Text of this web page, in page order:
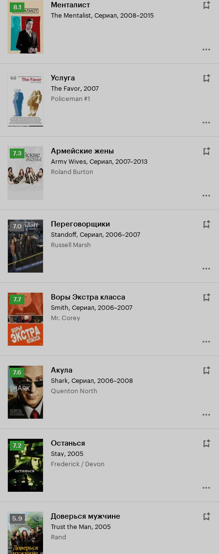
Рейтинг
Кинопоиска
8.1
8.1 Менталист
The Mentalist, Сериал, 2008–2015
Услуга
The Favor, 2007
Policeman #1
Рейтинг
Кинопоиска
7.3
7.3 Армейские жены
Army Wives, Сериал, 2007–2013
Roland Burton
Рейтинг
Кинопоиска
7.0
7.0 Переговорщики
Standoff, Сериал, 2006–2007
Russell Marsh
Рейтинг
Кинопоиска
7.7
7.7 Воры Экстра класса
Smith, Сериал, 2006–2007
Mr. Corey
Рейтинг
Кинопоиска
7.6
7.6 Акула
Shark, Сериал, 2006–2008
Quenton North
Рейтинг
Кинопоиска
7.2
7.2 Останься
Stay, 2005
Frederick / Devon
Рейтинг
Кинопоиска
5.9
5.9 Доверься мужчине
Trust the Man, 2005
Rand